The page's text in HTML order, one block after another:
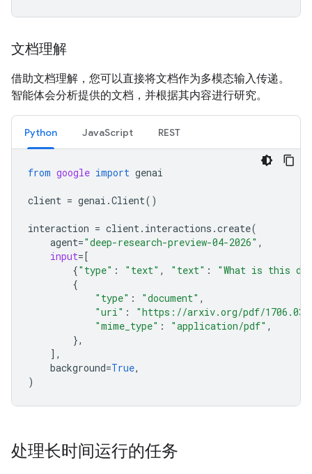
文档理解
借助文档理解，您可以直接将文档作为多模态输入传递。
智能体会分析提供的文档，并根据其内容进行研究。
Python JavaScript REST
from google import genai
client = genai .Client()
interaction = client. interactions .create(
agent="deep-research-preview-04-2026" ,
input=[
{"type" : "text" , "text" :
"What is this
{
"type" : "document" ,
"uri" :
"https://arxiv.org/pdf/
"mime_type" : "application/pdf" ,
},
],
background=True,
)
处理长时间运行的任务